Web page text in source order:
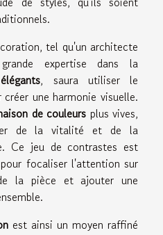
tel qu'un architecte
expertise dans la
, saura utiliser le
une harmonie visuelle.
de couleurs plus vives,
de la vitalité et de la
Ce jeu de contrastes est
focaliser l'attention sur
la pièce et ajouter une
est ainsi un moyen raffiné